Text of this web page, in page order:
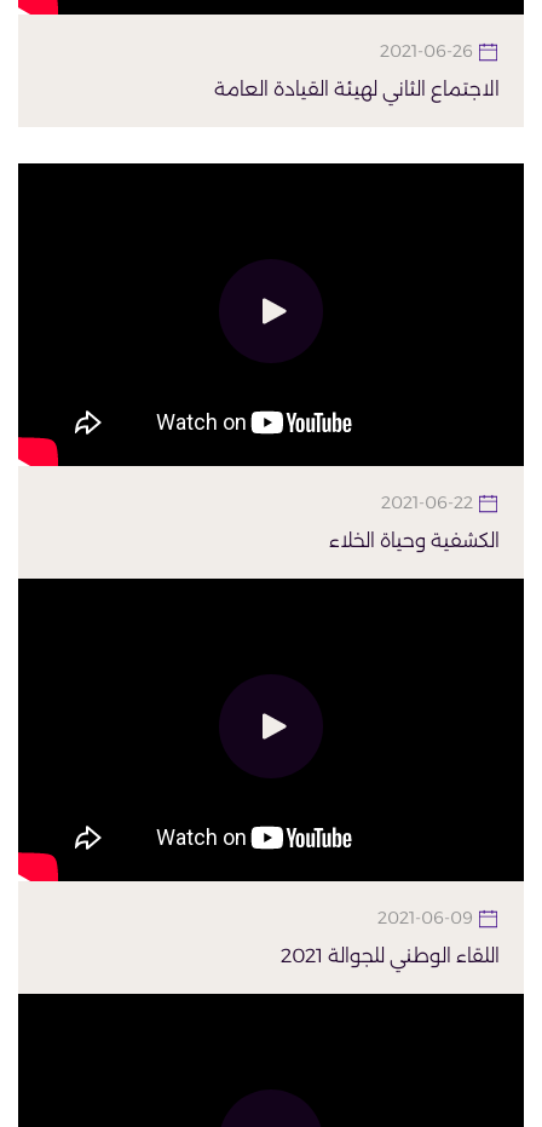
الاجتماع الثاني لهيئة القيادة العامة
الكشفية وحياة الخلاء
اللقاء الوطني للجوالة 2021